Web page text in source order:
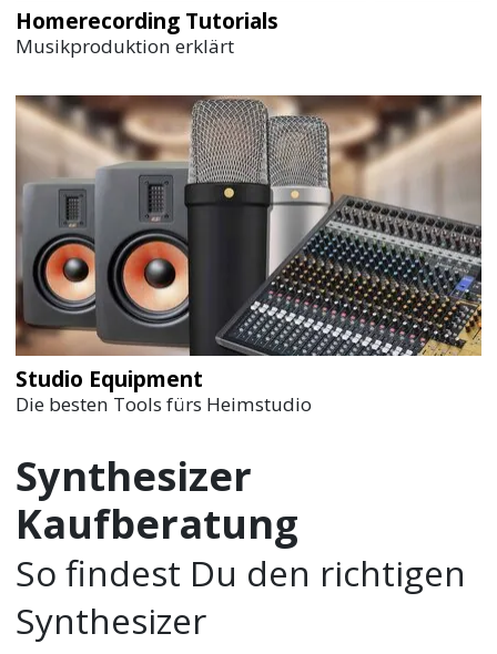
Homerecording Tutorials
Musikproduktion erklärt
Studio Equipment
Die besten Tools fürs Heimstudio
Synthesizer
Kaufberatung
So findest Du den richtigen
Synthesizer